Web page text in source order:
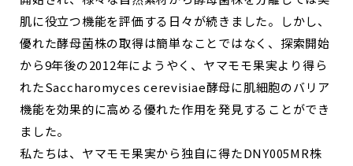
肌に役立つ機能を評価する日々が続きました。しかし、
優れた酵母菌株の取得は簡単なことではなく、探索開始
から9年後の2012年にようやく、ヤマモモ果実より得ら
れたSaccharomyces cerevisiae酵母に肌細胞のバリア
機能を効果的に高める優れた作用を発見することができ
ました。
私たちは、ヤマモモ果実から独自に得たDNY005MR株